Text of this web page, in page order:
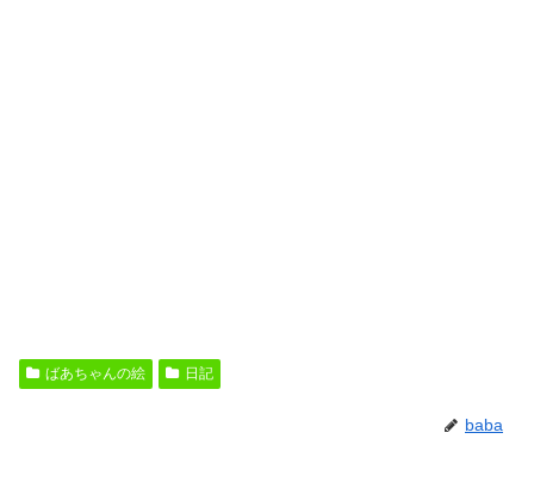
ばあちゃんの絵 日記
baba